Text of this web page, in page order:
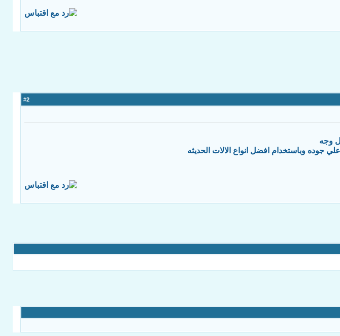
2
وجه
جوده وباستخدام افضل انواع الالات الحديثه